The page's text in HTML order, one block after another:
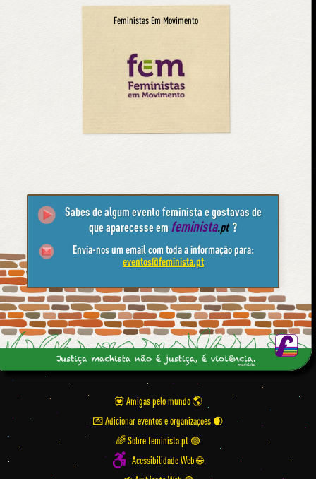
Feministas Em Movimento
Sabes de algum evento feminista e gostavas de
que aparecesse em feminista.pt ?
Envia-nos um email com toda a informação para:
eventos@feminista.pt
💟 Amigas pelo mundo
💌 Adicionar eventos e organizações
🌈 Sobre feminista.pt 🟣
Acessibilidade Web 🌐